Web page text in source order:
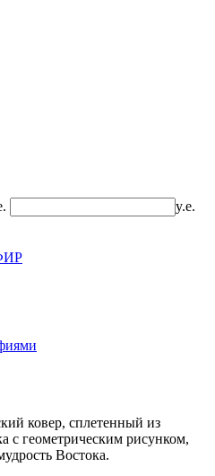
y.e.
ковер, сплетенный из
с геометрическим рисунком,
Востока.